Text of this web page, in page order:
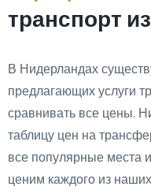
транспорт
В Нидерландах
предлагающих услуги
сравнивать все цены.
таблицу цен на
все популярные места
ценим каждого из